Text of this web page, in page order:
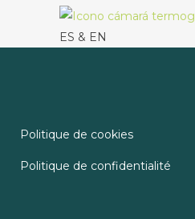
ES & EN
Politique de cookies
Politique de confidentialité